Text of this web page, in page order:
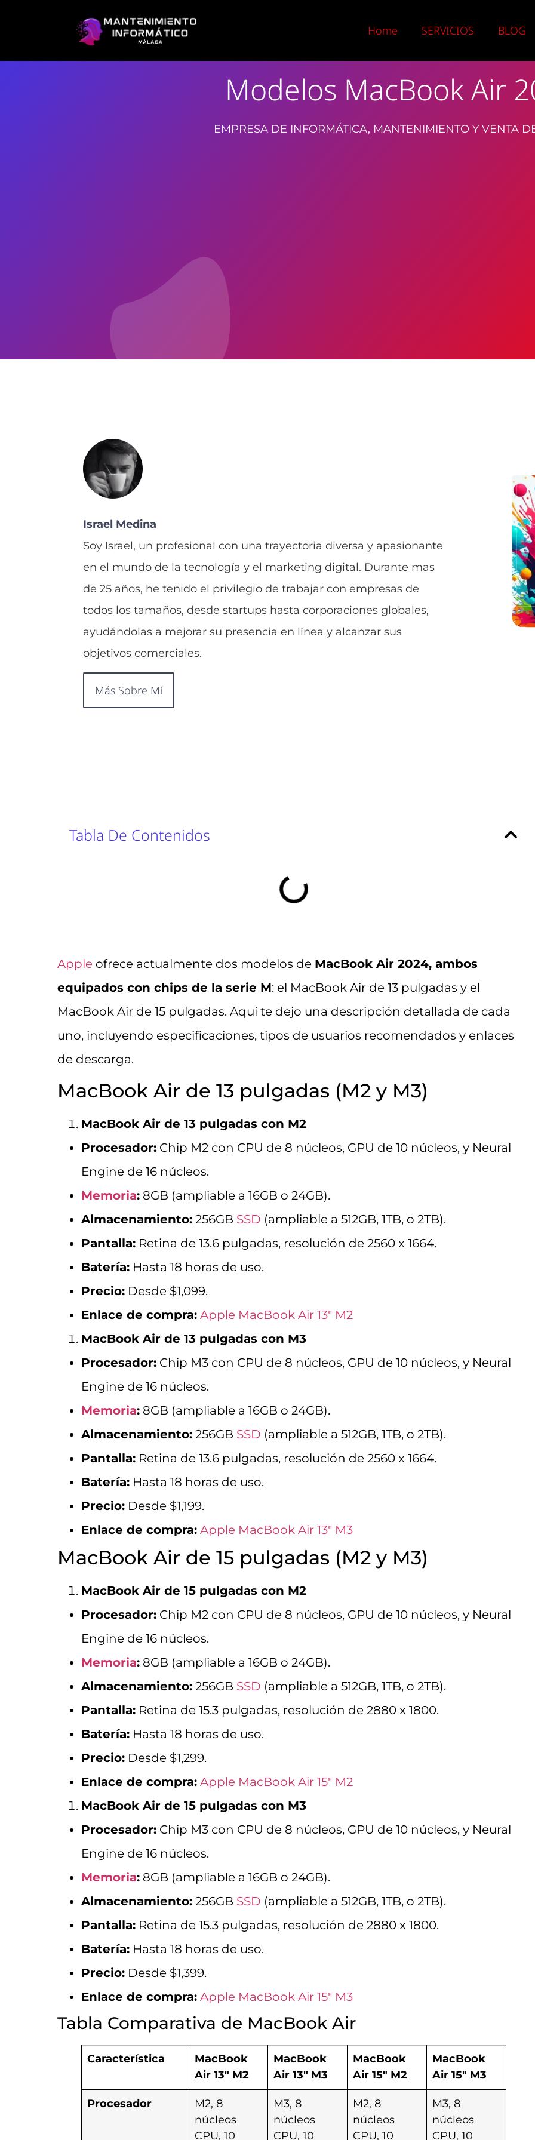
Home SERVICIOS BLOG
Modelos MacBook Air
EMPRESA DE INFORMÁTICA, MANTENIMIENTO Y VENTA
Israel Medina
Soy Israel, un profesional con una trayectoria diversa y apasionante
en el mundo de la tecnología y el marketing digital. Durante mas
de 25 años, he tenido el privilegio de trabajar con empresas de
todos los tamaños, desde startups hasta corporaciones globales,
ayudándolas a mejorar su presencia en línea y alcanzar sus
objetivos comerciales.
Más Sobre Mí
Tabla De Contenidos
Apple ofrece actualmente dos modelos de MacBook Air 2024, ambos
equipados con chips de la serie M: el MacBook Air de 13 pulgadas y el
MacBook Air de 15 pulgadas. Aquí te dejo una descripción detallada de cada
uno, incluyendo especificaciones, tipos de usuarios recomendados y enlaces
de descarga.
MacBook Air de 13 pulgadas (M2 y M3)
MacBook Air de 13 pulgadas con M2
Procesador: Chip M2 con CPU de 8 núcleos, GPU de 10 núcleos, y Neural
Engine de 16 núcleos.
Memoria: 8GB (ampliable a 16GB o 24GB).
Almacenamiento: 256GB SSD (ampliable a 512GB, 1TB, o 2TB).
Pantalla: Retina de 13.6 pulgadas, resolución de 2560 x 1664.
Batería: Hasta 18 horas de uso.
Precio: Desde $1,099.
Enlace de compra: Apple MacBook Air 13″ M2
MacBook Air de 13 pulgadas con M3
Procesador: Chip M3 con CPU de 8 núcleos, GPU de 10 núcleos, y Neural
Engine de 16 núcleos.
Memoria: 8GB (ampliable a 16GB o 24GB).
Almacenamiento: 256GB SSD (ampliable a 512GB, 1TB, o 2TB).
Pantalla: Retina de 13.6 pulgadas, resolución de 2560 x 1664.
Batería: Hasta 18 horas de uso.
Precio: Desde $1,199.
Enlace de compra: Apple MacBook Air 13″ M3
MacBook Air de 15 pulgadas (M2 y M3)
MacBook Air de 15 pulgadas con M2
Procesador: Chip M2 con CPU de 8 núcleos, GPU de 10 núcleos, y Neural
Engine de 16 núcleos.
Memoria: 8GB (ampliable a 16GB o 24GB).
Almacenamiento: 256GB SSD (ampliable a 512GB, 1TB, o 2TB).
Pantalla: Retina de 15.3 pulgadas, resolución de 2880 x 1800.
Batería: Hasta 18 horas de uso.
Precio: Desde $1,299.
Enlace de compra: Apple MacBook Air 15″ M2
MacBook Air de 15 pulgadas con M3
Procesador: Chip M3 con CPU de 8 núcleos, GPU de 10 núcleos, y Neural
Engine de 16 núcleos.
Memoria: 8GB (ampliable a 16GB o 24GB).
Almacenamiento: 256GB SSD (ampliable a 512GB, 1TB, o 2TB).
Pantalla: Retina de 15.3 pulgadas, resolución de 2880 x 1800.
Batería: Hasta 18 horas de uso.
Precio: Desde $1,399.
Enlace de compra: Apple MacBook Air 15″ M3
Tabla Comparativa de MacBook Air
Característica
MacBook
Air 13″ M2
MacBook
Air 13″ M3
MacBook
Air 15″ M2
MacBook
Air 15″ M3
Procesador
M2, 8
núcleos
CPU, 10
M3, 8
núcleos
CPU, 10
M2, 8
núcleos
CPU, 10
M3, 8
núcleos
CPU, 10